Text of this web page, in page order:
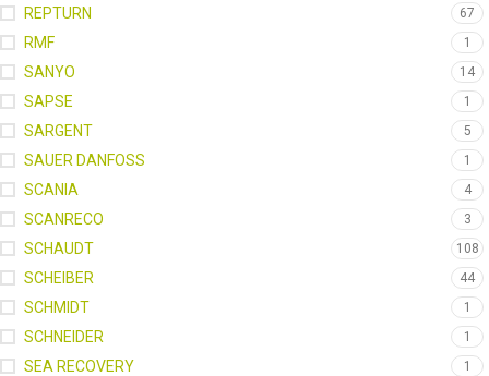
REPTURN 67
RMF 1
SANYO 14
SAPSE 1
SARGENT 5
SAUER DANFOSS 1
SCANIA 4
SCANRECO 3
SCHAUDT 108
SCHEIBER 44
SCHMIDT 1
SCHNEIDER 1
SEA RECOVERY 1